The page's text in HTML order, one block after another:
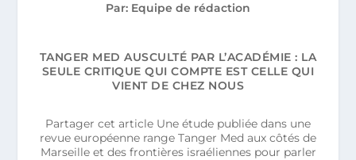
Par: Equipe de rédaction
TANGER MED AUSCULTÉ PAR L’ACADÉMIE : LA
SEULE CRITIQUE QUI COMPTE EST CELLE QUI
VIENT DE CHEZ NOUS
Partager cet article Une étude publiée dans une
revue européenne range Tanger Med aux côtés de
Marseille et des frontières israéliennes pour parler